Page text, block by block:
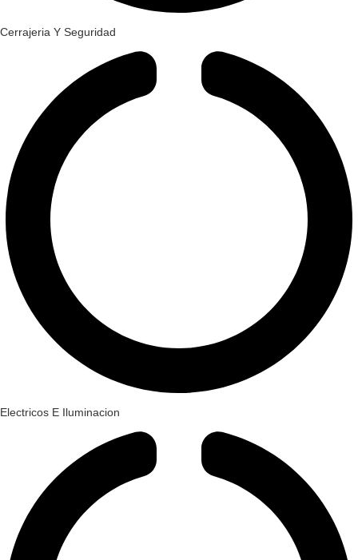
Cerrajeria Y Seguridad
Electricos E Iluminacion